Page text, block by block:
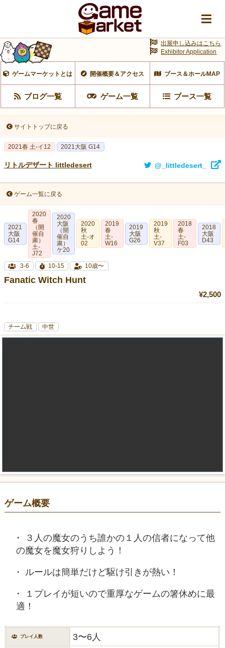
ゲームマーケットとは 開催概要＆アクセス ブース＆ホールMAP
ブログ一覧 ゲーム一覧 ブース一覧
出展申し込みはこちら
Exhibitor Application
サイトトップに戻る
2021春 土-イ12 2021大阪 G14
リトルデザート littledesert @_littledesert_
ゲーム一覧に戻る
2021
大阪
G14
2020
春
（開
催自
粛）
土-
J72
2020
大阪
（開
催自
粛）
ケ20
2020
秋
土-オ
02
2019
春
土-
W16
2019
大阪
G26
2019
秋
土-
V37
2018
春
土-
F03
2018
大阪
D43
3-6 10-15 10歳〜
Fanatic Witch Hunt
¥2,500
チーム戦 中世
ゲーム概要
３人の魔女のうち誰かの１人の信者になって他
の魔女を魔女狩りしよう！
ルールは簡単だけど駆け引きが熱い！
１プレイが短いので重厚なゲームの箸休めに最
適！
プレイ人数 3〜6人